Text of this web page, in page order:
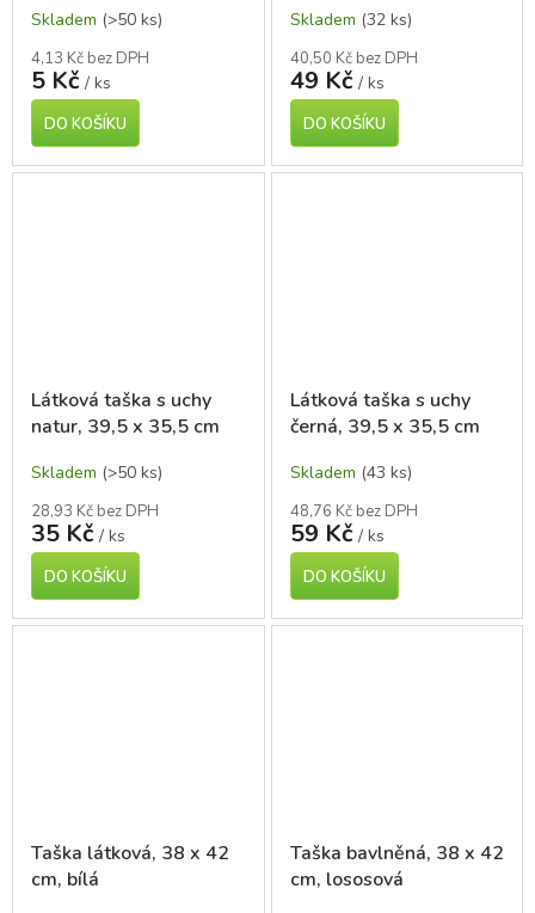
Skladem (>50 ks)
4,13 Kč bez DPH
5 Kč / ks
DO KOŠÍKU
plastovým uchem
Skladem (32 ks)
40,50 Kč bez DPH
49 Kč / ks
DO KOŠÍKU
Látková taška s uchy
natur, 39,5 x 35,5 cm
Skladem (>50 ks)
28,93 Kč bez DPH
35 Kč / ks
DO KOŠÍKU
Látková taška s uchy
černá, 39,5 x 35,5 cm
Skladem (43 ks)
48,76 Kč bez DPH
59 Kč / ks
DO KOŠÍKU
Taška látková, 38 x 42
cm, bílá
Taška bavlněná, 38 x 42
cm, lososová